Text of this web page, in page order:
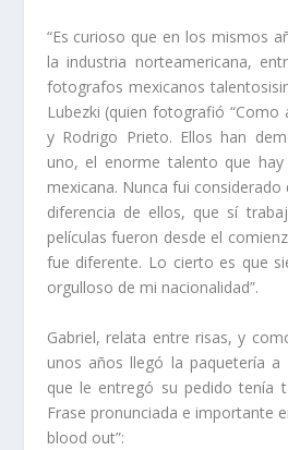
“Es curioso que en los mismos
la industria norteamericana,
fotografos mexicanos
Lubezki (quien fotografió “Como
y Rodrigo Prieto. Ellos han
uno, el enorme talento que
mexicana. Nunca fui
diferencia de ellos, que sí
películas fueron desde el
fue diferente. Lo cierto es que
orgulloso de mi nacionalidad”.
Gabriel, relata entre risas, y
unos años llegó la paquetería
que le entregó su pedido tenía
Frase pronunciada e importante
blood out”: